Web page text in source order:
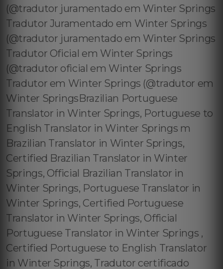
(@tradutor juramentado em Winter Springs
Tradutor Juramentado em Winter Springs
(@tradutor juramentado em Winter Springs
Tradutor Oficial em Winter Springs
(@tradutor oficial em Winter Springs
Tradutor em Winter Springs (@tradutor em
Winter SpringsBrazilian Portuguese
Translator in Winter Springs, Portuguese to
English Translator in Winter Springs m
Brazilian Translator in Winter Springs,
Certified Brazilian Translator in Winter
Springs, Official Brazilian Translator in
Winter Springs, Portuguese Translator in
Winter Springs, Certified Portuguese
Translator in Winter Springs, Official
Portuguese Translator in Winter Springs ,
Certified Portuguese to English Translator
in Winter Springs, Tradutor certificado